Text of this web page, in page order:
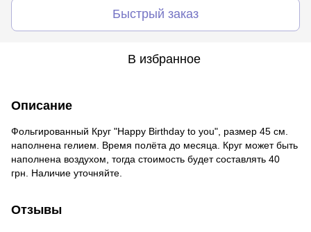
Быстрый заказ
В избранное
Описание
Фольгированный Круг "Happy Birthday to you", размер 45 см.
наполнена гелием. Время полёта до месяца. Круг может быть
наполнена воздухом, тогда стоимость будет составлять 40
грн. Наличие уточняйте.
Отзывы